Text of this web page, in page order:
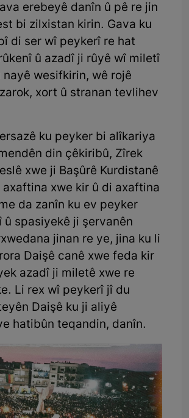
erebeyê danîn û pê re jin
bi zilxistan kirin. Gava ku
di ser wî peykerî re hat
û azadî ji rûyê wî miletî
wesifkirin, wê rojê
xort û stranan tevlihev
ku peyker bi alîkariya
din çêkiribû, Zîrek
xwe ji Başûrê Kurdistanê
xwe kir û di axaftina
da zanîn ku ev peyker
û spasiyekê ji şervanên
jinan re ye, jina ku li
Daişê canê xwe feda kir
azadî ji miletê xwe re
Li rex wî peykerî jî du
Daişê ku ji aliyê
hatibûn teqandin, danîn.